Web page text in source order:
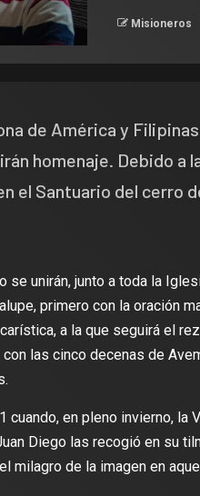
Misioneros
de América y
homenaje. Debido a
el Santuario del cerro
se unirán, junto a toda la
primero con la oración
a la que seguirá el
las cinco decenas de
en pleno invierno, la
Diego las recogió en su
milagro de la imagen en